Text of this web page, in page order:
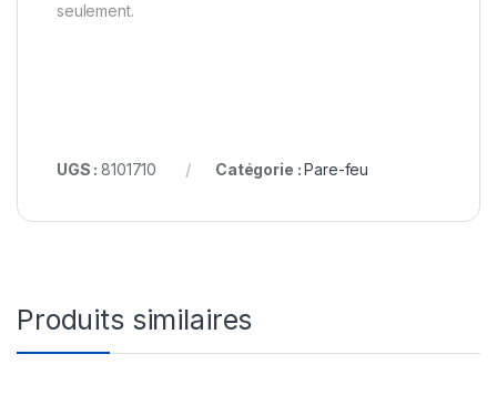
seulement.
UGS :8101710 Catégorie :Pare-feu
Produits similaires